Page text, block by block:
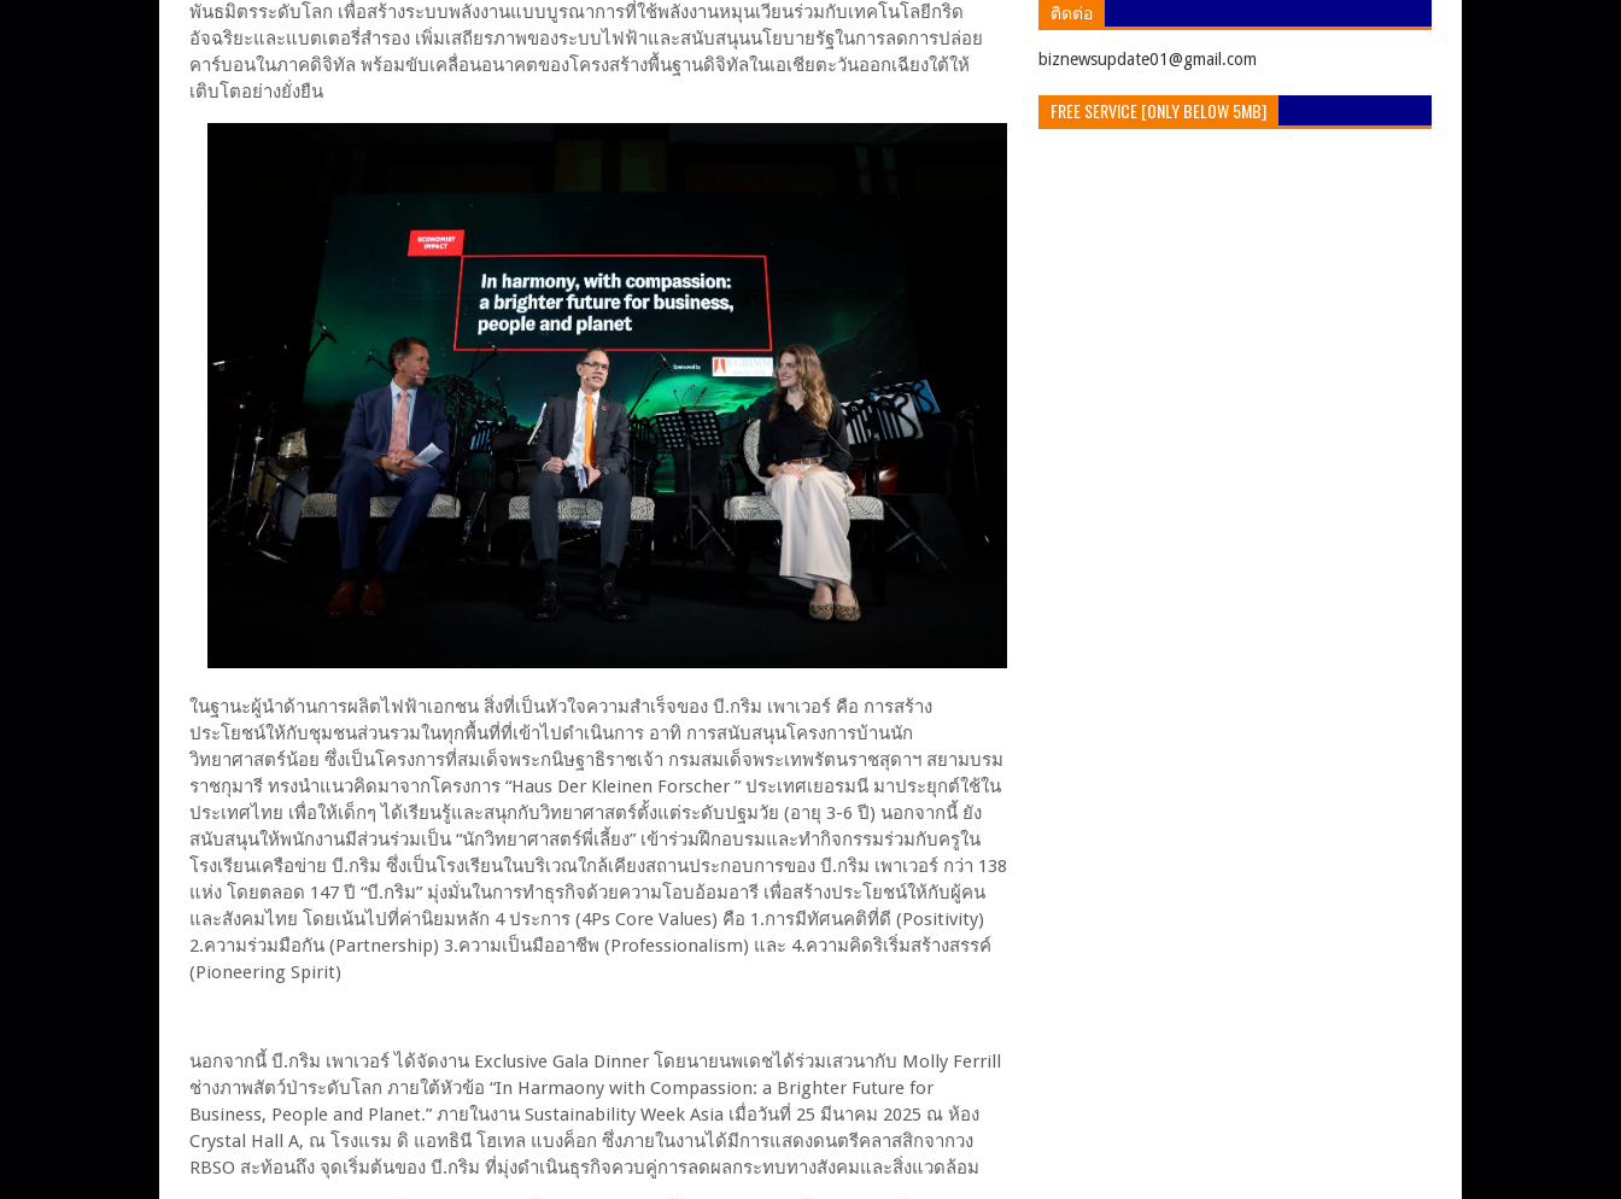
พันธมิตรระดับโลก เพื่อสร้างระบบพลังงานแบบบูรณาการที่ใช้พลังงานหมุนเวียนร่วมกับเทคโนโลยีกริด
อัจฉริยะและแบตเตอรี่สำรอง เพิ่มเสถียรภาพของระบบไฟฟ้าและสนับสนุนนโยบายรัฐในการลดการปล่อย
คาร์บอนในภาคดิจิทัล พร้อมขับเคลื่อนอนาคตของโครงสร้างพื้นฐานดิจิทัลในเอเชียตะวันออกเฉียงใต้ให้
เติบโตอย่างยั่งยืน
ในฐานะผู้นำด้านการผลิตไฟฟ้าเอกชน สิ่งที่เป็นหัวใจความสำเร็จของ บี.กริม เพาเวอร์ คือ การสร้าง
ประโยชน์ให้กับชุมชนส่วนรวมในทุกพื้นที่ที่เข้าไปดำเนินการ อาทิ การสนับสนุนโครงการบ้านนัก
วิทยาศาสตร์น้อย ซึ่งเป็นโครงการที่สมเด็จพระกนิษฐาธิราชเจ้า กรมสมเด็จพระเทพรัตนราชสุดาฯ สยามบรม
ราชกุมารี ทรงนำแนวคิดมาจากโครงการ “Haus Der Kleinen Forscher ” ประเทศเยอรมนี มาประยุกต์ใช้ใน
ประเทศไทย เพื่อให้เด็กๆ ได้เรียนรู้และสนุกกับวิทยาศาสตร์ตั้งแต่ระดับปฐมวัย (อายุ 3-6 ปี) นอกจากนี้ ยัง
สนับสนุนให้พนักงานมีส่วนร่วมเป็น “นักวิทยาศาสตร์พี่เลี้ยง” เข้าร่วมฝึกอบรมและทำกิจกรรมร่วมกับครูใน
โรงเรียนเครือข่าย บี.กริม ซึ่งเป็นโรงเรียนในบริเวณใกล้เคียงสถานประกอบการของ บี.กริม เพาเวอร์ กว่า 138
แห่ง โดยตลอด 147 ปี “บี.กริม” มุ่งมั่นในการทำธุรกิจด้วยความโอบอ้อมอารี เพื่อสร้างประโยชน์ให้กับผู้คน
และสังคมไทย โดยเน้นไปที่ค่านิยมหลัก 4 ประการ (4Ps Core Values) คือ 1.การมีทัศนคติที่ดี (Positivity)
2.ความร่วมมือกัน (Partnership) 3.ความเป็นมืออาชีพ (Professionalism) และ 4.ความคิดริเริ่มสร้างสรรค์
(Pioneering Spirit)
นอกจากนี้ บี.กริม เพาเวอร์ ได้จัดงาน Exclusive Gala Dinner โดยนายนพเดชได้ร่วมเสวนากับ Molly Ferrill
ช่างภาพสัตว์ป่าระดับโลก ภายใต้หัวข้อ “In Harmaony with Compassion: a Brighter Future for
Business, People and Planet.” ภายในงาน Sustainability Week Asia เมื่อวันที่ 25 มีนาคม 2025 ณ ห้อง
Crystal Hall A, ณ โรงแรม ดิ แอทธินี โฮเทล แบงค็อก ซึ่งภายในงานได้มีการแสดงดนตรีคลาสสิกจากวง
RBSO สะท้อนถึง จุดเริ่มต้นของ บี.กริม ที่มุ่งดำเนินธุรกิจควบคู่การลดผลกระทบทางสังคมและสิ่งแวดล้อม
ติดต่อ
ิbiznewsupdate01@gmail.com
FREE SERVICE [ONLY BELOW 5MB]